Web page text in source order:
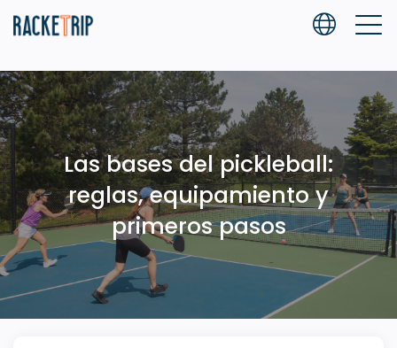
Las bases del pickleball:
reglas, equipamiento y
primeros pasos